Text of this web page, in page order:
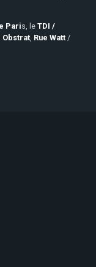
Paris, le TDI /
Obstrat Rue Watt /
nous votre